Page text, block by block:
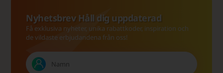
Nyhetsbrev Håll dig uppdaterad
Få exklusiva nyheter, unika rabattkoder, inspiration och
de vildaste erbjudandena från oss!